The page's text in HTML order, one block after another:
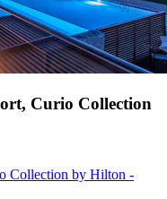
Curio Collection
Collection by Hilton -